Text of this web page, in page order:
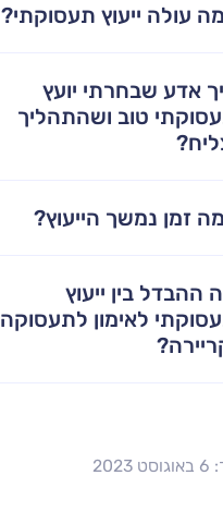
עולה ייעוץ תעסוקתי?
אדע שבחרתי יועץ
טוב ושהתהליך
זמן נמשך הייעוץ?
ההבדל בין ייעוץ
לאימון לתעסוקה